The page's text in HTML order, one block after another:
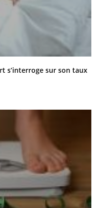
s’interroge sur son taux